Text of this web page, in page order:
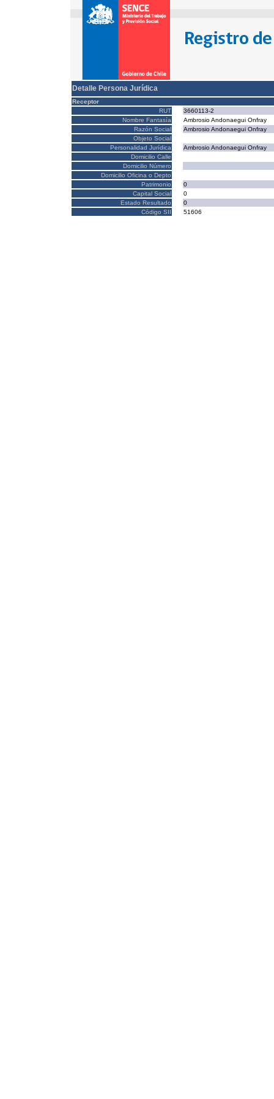
Detalle Persona Jurídica
Receptor
RUT
3660113-2
Nombre Fantasía
Ambrosio Andonaegui Onfray
Razón Social
Ambrosio Andonaegui Onfray
Objeto Social
Personalidad Jurídica
Ambrosio Andonaegui Onfray
Domicilio Calle
Domicilio Número
Domicilio Oficina o Depto
Patrimonio
0
Capital Social
0
Estado Resultado
0
Código SII
51606